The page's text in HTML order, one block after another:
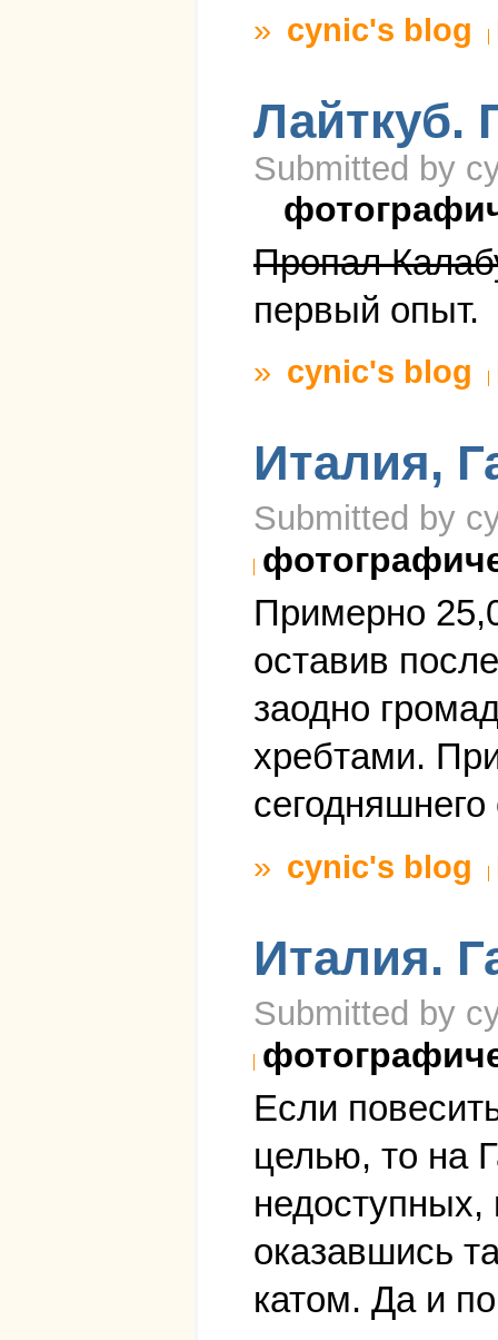
» cynic's blog
Лайткуб.
Submitted by
Пропал
первый опыт.
» cynic's blog
Италия,
Submitted by
Примерно
оставив
заодно
хребтами.
» cynic's blog
Италия.
Submitted by
Если
целью, то на
недоступных,
оказавшись
катом. Да и